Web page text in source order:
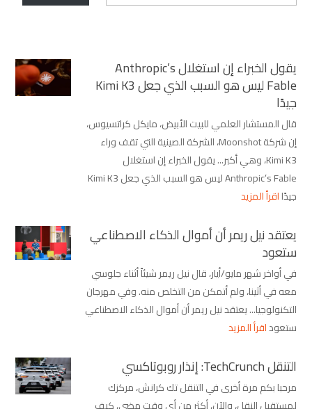
يقول الخبراء إن استغلال Anthropic’s
Fable ليس هو السبب الذي جعل Kimi K3
جيدًا
قال المستشار العلمي للبيت الأبيض، مايكل كراتسيوس،
إن شركة Moonshot، الشركة الصينية التي تقف وراء
Kimi K3، وهي أكبر... يقول الخبراء إن استغلال
Anthropic’s Fable ليس هو السبب الذي جعل Kimi K3
جيدًااقرأ المزيد
يعتقد نيل ريمر أن أموال الذكاء الاصطناعي
ستعود
في أواخر شهر مايو/أيار، قال نيل ريمر شيئاً أثناء جلوسي
معه في أثينا، ولم أتمكن من التخلص منه. وفي مهرجان
التكنولوجيا... يعتقد نيل ريمر أن أموال الذكاء الاصطناعي
ستعوداقرأ المزيد
التنقل TechCrunch: إنذار روبوتاكسي
مرحبا بكم مرة أخرى في التنقل تك كرانش، مركزك
لمستقبل النقل، والآن، أكثر من أي وقت مضى، كيف